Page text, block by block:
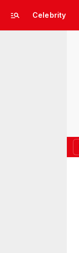
Celebrity